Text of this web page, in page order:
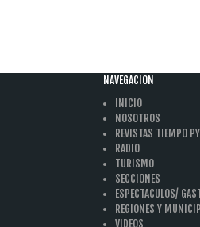
NAVEGACION
INICIO
NOSOTROS
REVISTAS TIEMPO
RADIO
TURISMO
SECCIONES
ESPECTACULOS/
REGIONES Y
VIDEOS